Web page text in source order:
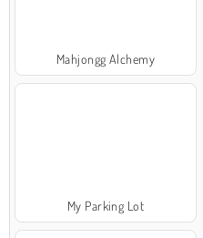
Mahjongg Alchemy
My Parking Lot